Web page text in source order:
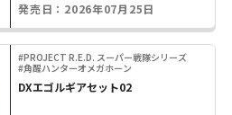
発売日：2026年07月25日
#PROJECT R.E.D. スーパー戦隊シリーズ
#角醒ハンターオメガホーン
DXエゴルギアセット02